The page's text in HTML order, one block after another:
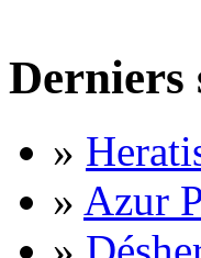
Derniers
»
» Azur